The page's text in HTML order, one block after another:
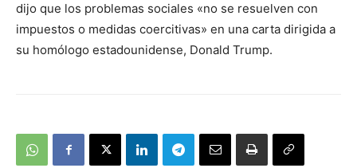
dijo que los problemas sociales «no se resuelven con
impuestos o medidas coercitivas» en una carta dirigida a
su homólogo estadounidense, Donald Trump.